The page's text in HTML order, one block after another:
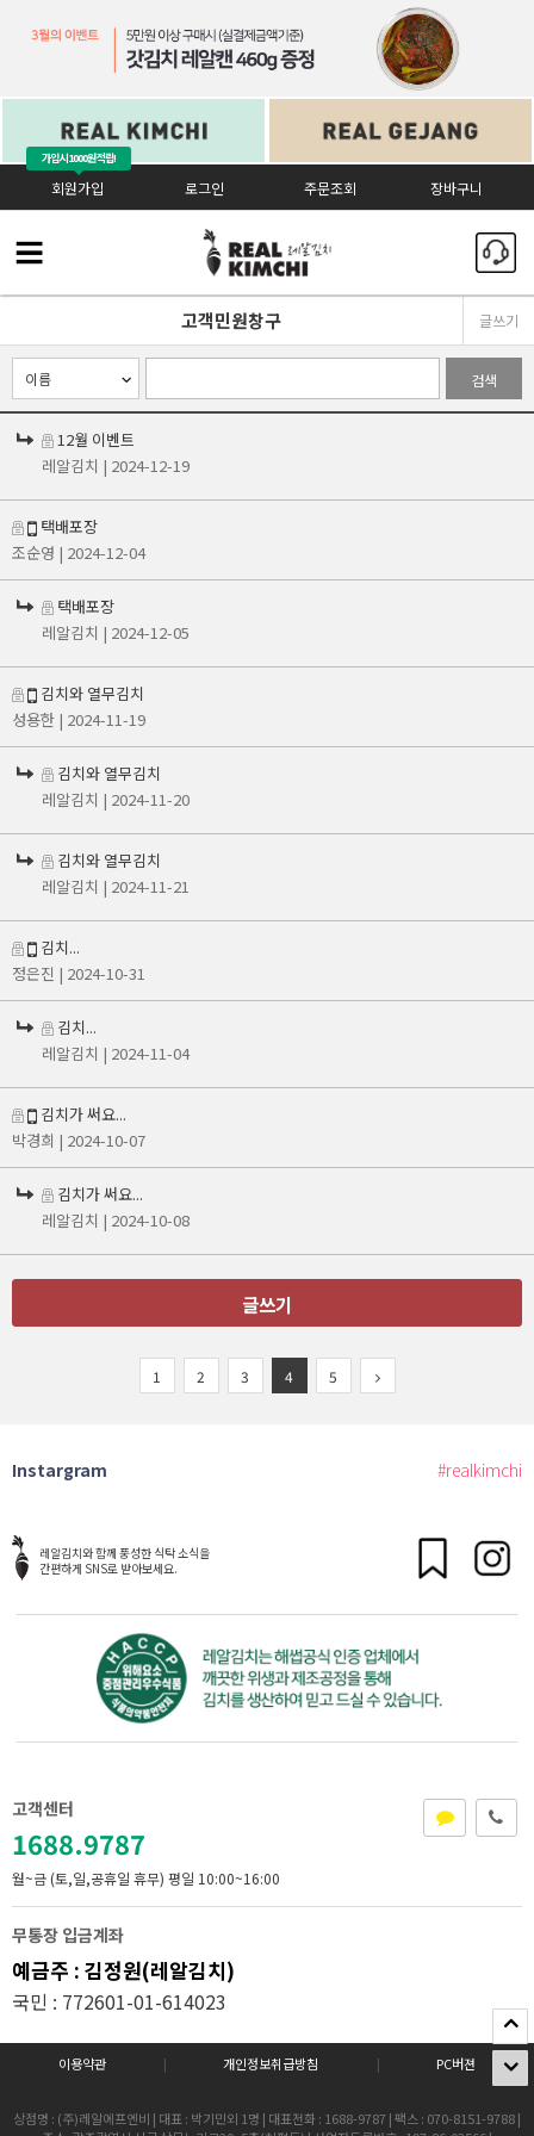
회원가입
가입시1000원 적립!
로그인 주문조회 장바구니
고객민원창구 글쓰기
검색
12월 이벤트
레알김치 | 2024-12-19
택배포장
조순영 | 2024-12-04
택배포장
레알김치 | 2024-12-05
김치와 열무김치
성용한 | 2024-11-19
김치와 열무김치
레알김치 | 2024-11-20
김치와 열무김치
레알김치 | 2024-11-21
김치...
정은진 | 2024-10-31
김치...
레알김치 | 2024-11-04
김치가 써요...
박경희 | 2024-10-07
김치가 써요...
레알김치 | 2024-10-08
글쓰기
1 2 3 4 5
Instargram #realkimchi
레알김치와 함께 풍성한 식탁 소식을
간편하게 SNS로 받아보세요.
고객센터
1688.9787
월~금 (토,일,공휴일 휴무) 평일 10:00~16:00
무통장 입금계좌
예금주 : 김정원(레알김치)
국민 : 772601-01-614023
이용약관 | 개인정보취급방침 | PC버젼
상점명 : (주)레알에프엔비 | 대표 : 박기민외 1명 | 대표전화 : 1688-9787|팩스 : 070-8151-9788|